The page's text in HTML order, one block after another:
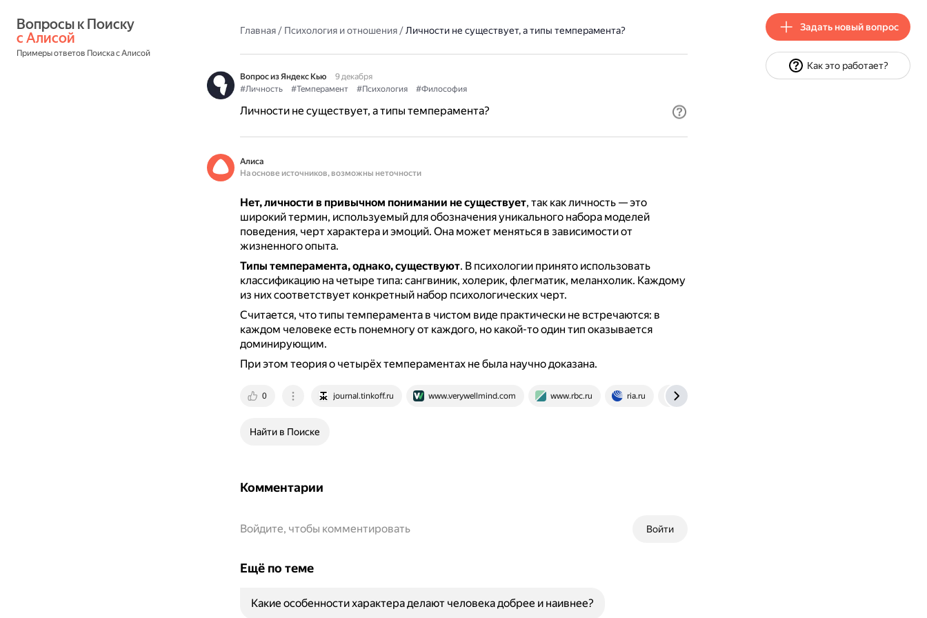
с Алисой
Примеры ответов Поиска с Алисой
Главная/ Психология и отношения/Личности не существует, а типы темперамента?
Вопрос из Яндекс Кью
9 декабря
#Личность
#Темперамент #Психология #Философия
Личности не существует, а типы темперамента?
Алиса
На основе источников, возможны неточности
Нет, личности в привычном понимании не существует, так как личность — это
широкий термин, используемый для обозначения уникального набора моделей
поведения, черт характера и эмоций. Она может меняться в зависимости от
жизненного опыта.
Типы темперамента, однако, существуют. В психологии принято использовать
классификацию на четыре типа: сангвиник, холерик, флегматик, меланхолик. Каждому
из них соответствует конкретный набор психологических черт.
Считается, что типы темперамента в чистом виде практически не встречаются: в
каждом человеке есть понемногу от каждого, но какой-то один тип оказывается
доминирующим.
При этом теория о четырёх темпераментах не была научно доказана.
0 journal.tinkoff.ru www.verywellmind.com www.rbc.ru ria.ru
Найти в Поиске
Комментарии
Войти
Войдите, чтобы комментировать
Ещё по теме
Какие особенности характера делают человека добрее и наивнее?
Задать новый вопрос
Как это работает?